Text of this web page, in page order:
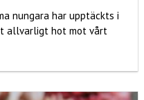
nungara har upptäckts i
allvarligt hot mot vårt